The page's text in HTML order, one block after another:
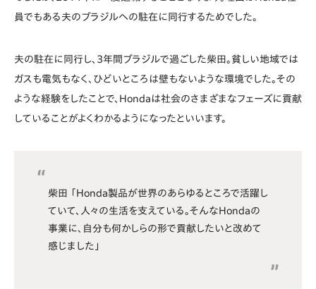
員でもある夫のブラジルへの駐在に同行するためでした。
夫の駐在に同行し、3年間ブラジルで過ごした柴田。貧しい地域では
ガスも電気もなく、ひどいところは壁もないような環境でした。その
ような経験をしたことで、Hondaは社会のさまざまなフェーズに貢献
していることがよくわかるようになったといいます。
柴田 「Honda製品が世界のあらゆるところで活躍し
ていて、人々の生活を支えている。そんなHondaの
事業に、自分も何かしらの形で貢献したいと改めて
感じました」